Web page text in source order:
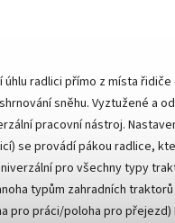
radlici přímo z místa řidiče -
sněhu. Vyztužené a
pracovní nástroj.
se provádí pákou radlice,
pro všechny typy
typům zahradních
pro práci/poloha pro